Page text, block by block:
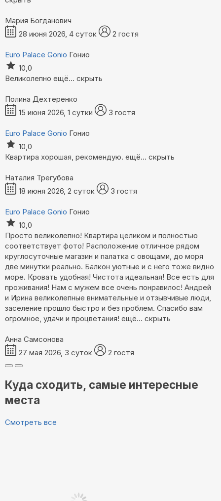
Мария Богданович
28 июня 2026, 4 суток
2 гостя
Euro Palace Gonio Гонио
10,0
Великолепно ещё... скрыть
Полина Дехтеренко
15 июня 2026, 1 сутки
3 гостя
Euro Palace Gonio Гонио
10,0
Квартира хорошая, рекомендую. ещё... скрыть
Наталия Трегубова
18 июня 2026, 2 суток
3 гостя
Euro Palace Gonio Гонио
10,0
Просто великолепно! Квартира целиком и полностью
соответствует фото! Расположение отличное рядом
круглосуточные магазин и палатка с овощами, до моря
две минутки реально. Балкон уютные и с него тоже видно
море. Кровать удобная! Чистота идеальная! Все есть для
проживания! Нам с мужем все очень понравилос! Андрей
и Ирина великолепные внимательные и отзывчивые люди,
заселение прошло быстро и без проблем. Спасибо вам
огромное, удачи и процветания! ещё... скрыть
Анна Самсонова
27 мая 2026, 3 суток
2 гостя
Куда сходить, самые интересные
места
Смотреть все